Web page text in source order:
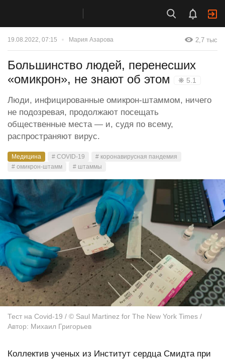
19.08.2022, 07:15 Мария Азарова 2,7 тыс
Большинство людей, перенесших
«омикрон», не знают об этом
❋ 5.1
Люди, инфицированные омикрон-штаммом, ничего
не подозревая, продолжают посещать
общественные места — и, судя по всему,
распространяют вирус.
Медицина # COVID-19
# коронавирусная пандемия
# омикрон-штамм
# штаммы
Тест на Covid-19 / © Saul Martinez for The New York Times /
Автор: Михаил Григорьев
Коллектив ученых из Институт сердца Смидта при